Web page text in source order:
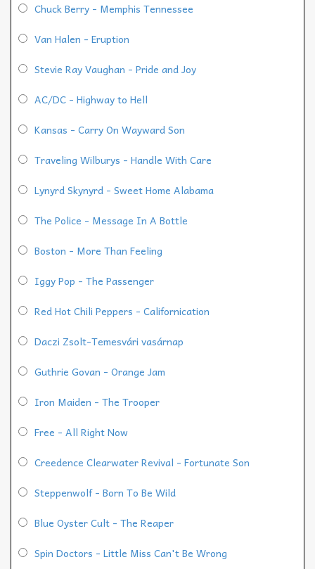
Chuck Berry - Memphis Tennessee
Van Halen - Eruption
Stevie Ray Vaughan - Pride and Joy
AC/DC - Highway to Hell
Kansas - Carry On Wayward Son
Traveling Wilburys - Handle With Care
Lynyrd Skynyrd - Sweet Home Alabama
The Police - Message In A Bottle
Boston - More Than Feeling
Iggy Pop - The Passenger
Red Hot Chili Peppers - Californication
Daczi Zsolt-Temesvári vasárnap
Guthrie Govan - Orange Jam
Iron Maiden - The Trooper
Free - All Right Now
Creedence Clearwater Revival - Fortunate Son
Steppenwolf - Born To Be Wild
Blue Oyster Cult - The Reaper
Spin Doctors - Little Miss Can't Be Wrong